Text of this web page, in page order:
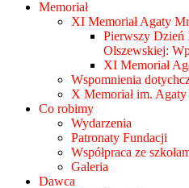
Memoriał
XI Memoriał Agaty
Pierwszy Dzień
Olszewskiej:
XI Memoriał
Wspomnienia
X Memoriał im.
Co robimy
Wydarzenia
Patronaty Fundacji
Współpraca ze
Galeria
Dawca